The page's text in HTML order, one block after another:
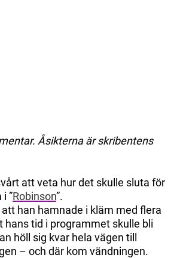
Åsikterna är skribentens
att veta hur det skulle sluta för
i ”Robinson”.
han hamnade i kläm med flera
hans tid i programmet skulle bli
höll sig kvar hela vägen till
– och där kom vändningen.